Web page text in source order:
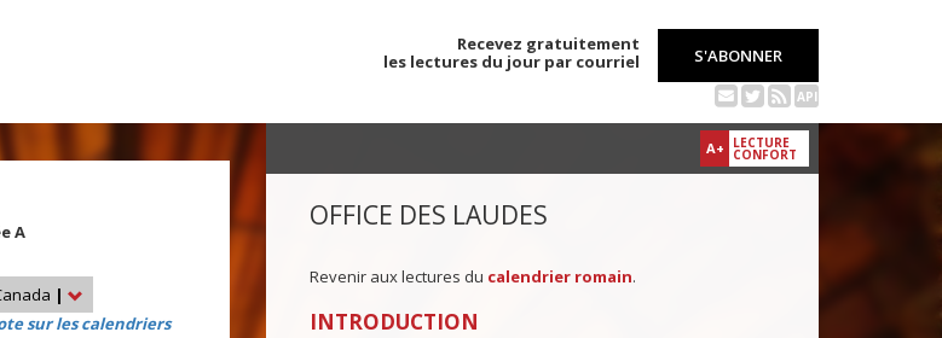
Recevez gratuitement
les lectures du jour par courriel
S'ABONNER
API
A
|
sur les calendriers
A+ LECTURE
CONFORT
OFFICE DES LAUDES
Revenir aux lectures du calendrier romain.
INTRODUCTION